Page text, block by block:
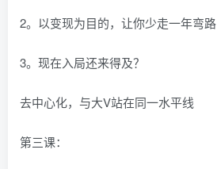
2。以变现为目的，让你少走一年弯路
3。现在入局还来得及？
去中心化，与大V站在同一水平线
第三课：